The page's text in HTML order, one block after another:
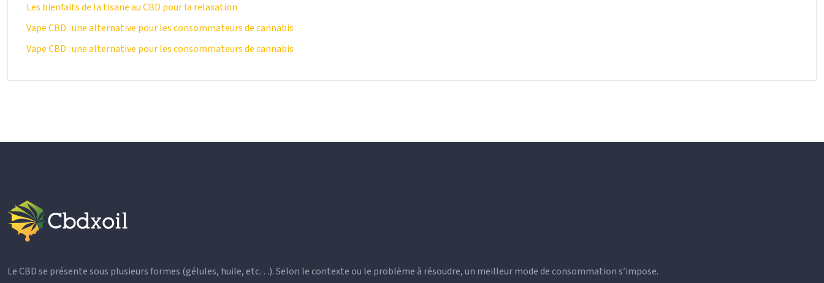
Les bienfaits de la tisane au CBD pour la relaxation
Vape CBD : une alternative pour les consommateurs de cannabis
Vape CBD : une alternative pour les consommateurs de cannabis
Le CBD se présente sous plusieurs formes (gélules, huile, etc…). Selon le contexte ou le problème à résoudre, un meilleur mode de consommation s’impose.